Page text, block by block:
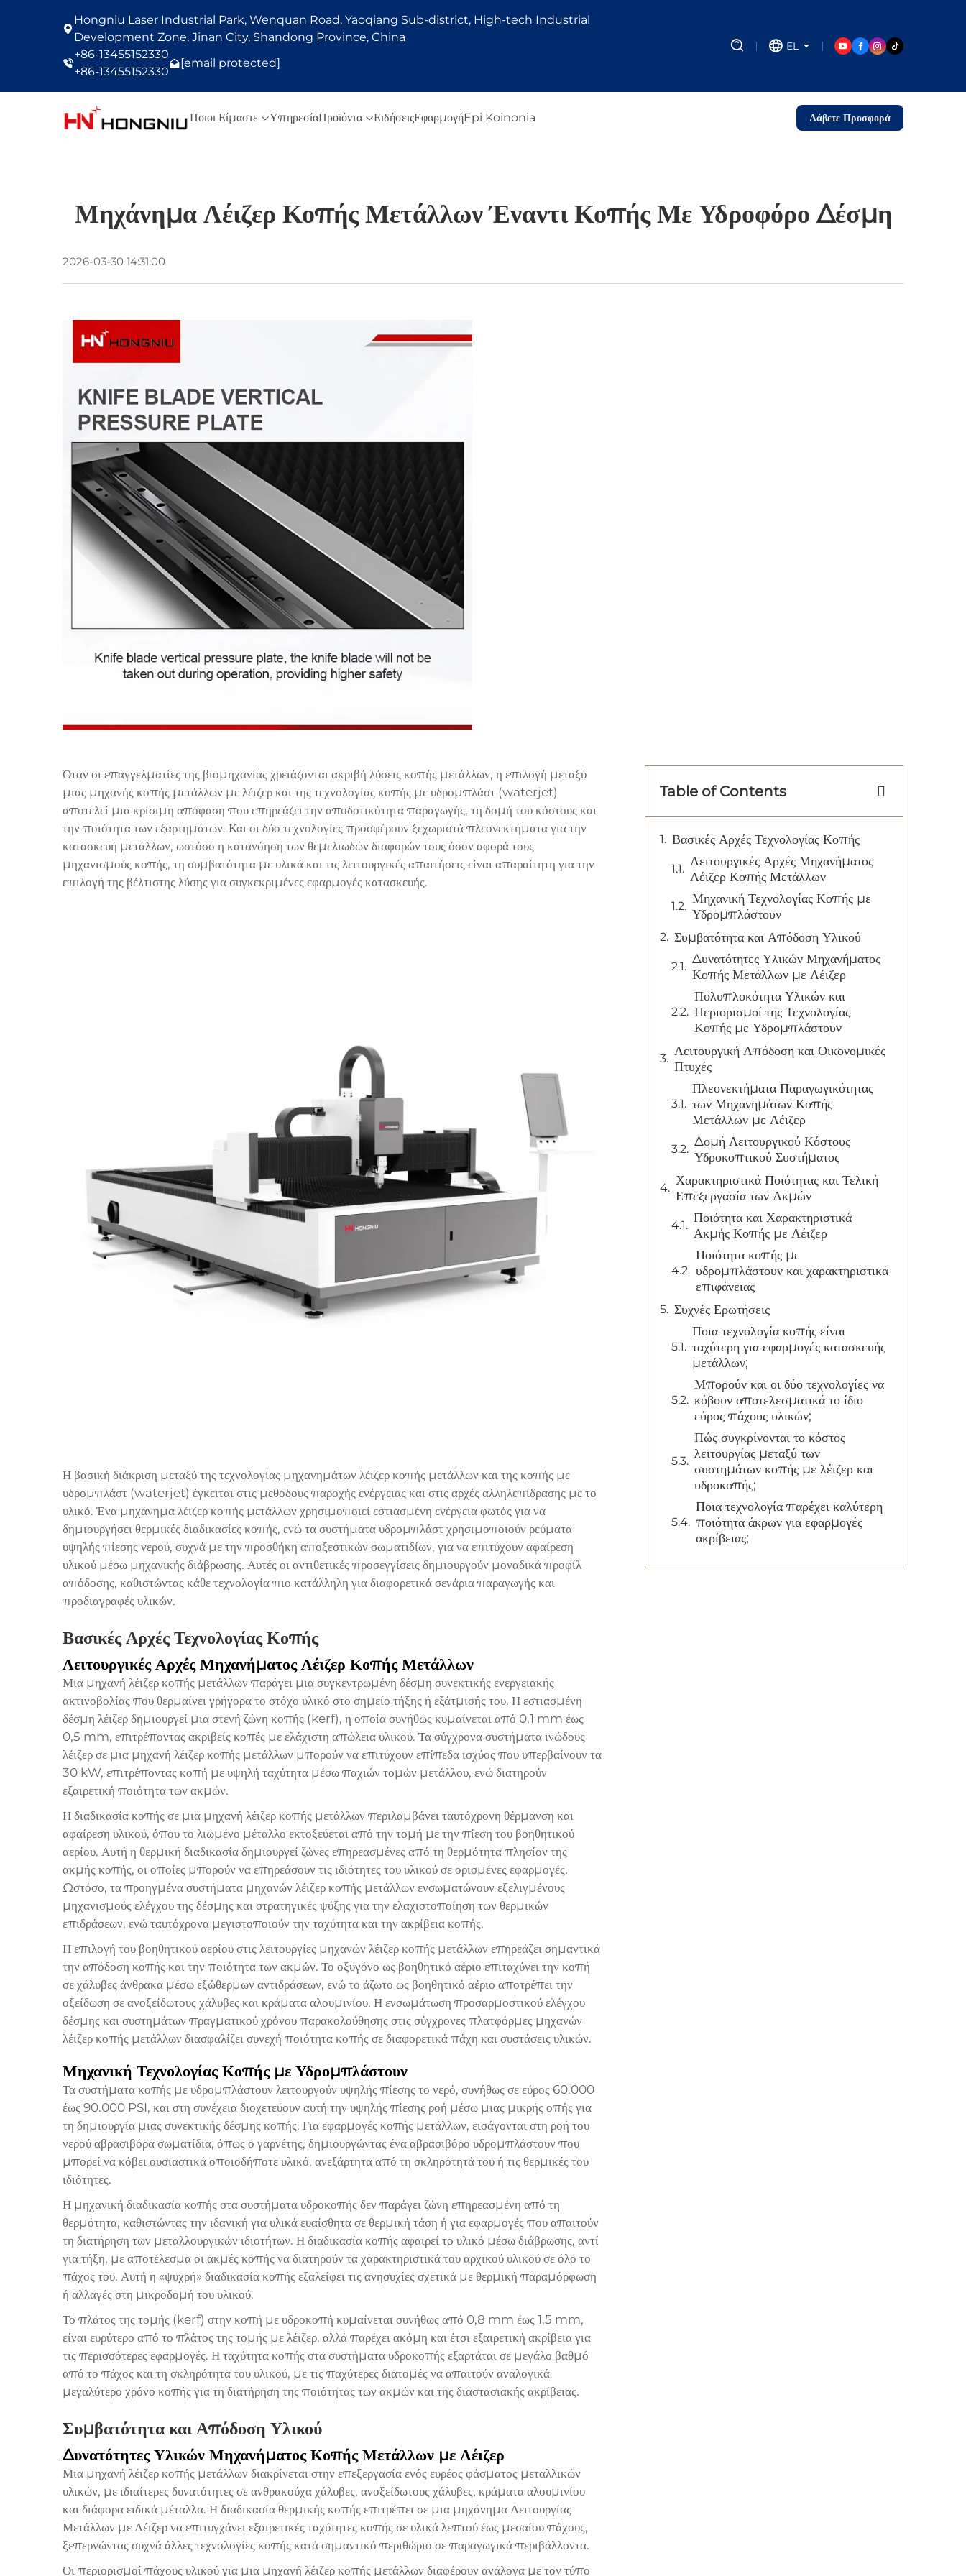
Hongniu Laser Industrial Park, Wenquan Road, Yaoqiang Sub-district, High-tech Industrial
Development Zone, Jinan City, Shandong Province, China
+86-13455152330
+86-13455152330
[email protected]
EL
Ποιοι Είμαστε ΥπηρεσίαΠροϊόντα ΕιδήσειςΕφαρμογήEpi Koinonia Λάβετε Προσφορά
Μηχάνημα Λέιζερ Κοπής Μετάλλων Έναντι Κοπής Με Υδροφόρο Δέσμη
2026-03-30 14:31:00
Όταν οι επαγγελματίες της βιομηχανίας χρειάζονται ακριβή λύσεις κοπής μετάλλων, η επιλογή μεταξύ
μιας μηχανής κοπής μετάλλων με λέιζερ και της τεχνολογίας κοπής με υδρομπλάστ (waterjet)
αποτελεί μια κρίσιμη απόφαση που επηρεάζει την αποδοτικότητα παραγωγής, τη δομή του κόστους και
την ποιότητα των εξαρτημάτων. Και οι δύο τεχνολογίες προσφέρουν ξεχωριστά πλεονεκτήματα για την
κατασκευή μετάλλων, ωστόσο η κατανόηση των θεμελιωδών διαφορών τους όσον αφορά τους
μηχανισμούς κοπής, τη συμβατότητα με υλικά και τις λειτουργικές απαιτήσεις είναι απαραίτητη για την
επιλογή της βέλτιστης λύσης για συγκεκριμένες εφαρμογές κατασκευής.
Η βασική διάκριση μεταξύ της τεχνολογίας μηχανημάτων λέιζερ κοπής μετάλλων και της κοπής με
υδρομπλάστ (waterjet) έγκειται στις μεθόδους παροχής ενέργειας και στις αρχές αλληλεπίδρασης με το
υλικό. Ένα μηχάνημα λέιζερ κοπής μετάλλων χρησιμοποιεί εστιασμένη ενέργεια φωτός για να
δημιουργήσει θερμικές διαδικασίες κοπής, ενώ τα συστήματα υδρομπλάστ χρησιμοποιούν ρεύματα
υψηλής πίεσης νερού, συχνά με την προσθήκη αποξεστικών σωματιδίων, για να επιτύχουν αφαίρεση
υλικού μέσω μηχανικής διάβρωσης. Αυτές οι αντιθετικές προσεγγίσεις δημιουργούν μοναδικά προφίλ
απόδοσης, καθιστώντας κάθε τεχνολογία πιο κατάλληλη για διαφορετικά σενάρια παραγωγής και
προδιαγραφές υλικών.
Βασικές Αρχές Τεχνολογίας Κοπής
Λειτουργικές Αρχές Μηχανήματος Λέιζερ Κοπής Μετάλλων
Μια μηχανή λέιζερ κοπής μετάλλων παράγει μια συγκεντρωμένη δέσμη συνεκτικής ενεργειακής
ακτινοβολίας που θερμαίνει γρήγορα το στόχο υλικό στο σημείο τήξης ή εξάτμισής του. Η εστιασμένη
δέσμη λέιζερ δημιουργεί μια στενή ζώνη κοπής (kerf), η οποία συνήθως κυμαίνεται από 0,1 mm έως
0,5 mm, επιτρέποντας ακριβείς κοπές με ελάχιστη απώλεια υλικού. Τα σύγχρονα συστήματα ινώδους
λέιζερ σε μια μηχανή λέιζερ κοπής μετάλλων μπορούν να επιτύχουν επίπεδα ισχύος που υπερβαίνουν τα
30 kW, επιτρέποντας κοπή με υψηλή ταχύτητα μέσω παχιών τομών μετάλλου, ενώ διατηρούν
εξαιρετική ποιότητα των ακμών.
Η διαδικασία κοπής σε μια μηχανή λέιζερ κοπής μετάλλων περιλαμβάνει ταυτόχρονη θέρμανση και
αφαίρεση υλικού, όπου το λιωμένο μέταλλο εκτοξεύεται από την τομή με την πίεση του βοηθητικού
αερίου. Αυτή η θερμική διαδικασία δημιουργεί ζώνες επηρεασμένες από τη θερμότητα πλησίον της
ακμής κοπής, οι οποίες μπορούν να επηρεάσουν τις ιδιότητες του υλικού σε ορισμένες εφαρμογές.
Ωστόσο, τα προηγμένα συστήματα μηχανών λέιζερ κοπής μετάλλων ενσωματώνουν εξελιγμένους
μηχανισμούς ελέγχου της δέσμης και στρατηγικές ψύξης για την ελαχιστοποίηση των θερμικών
επιδράσεων, ενώ ταυτόχρονα μεγιστοποιούν την ταχύτητα και την ακρίβεια κοπής.
Η επιλογή του βοηθητικού αερίου στις λειτουργίες μηχανών λέιζερ κοπής μετάλλων επηρεάζει σημαντικά
την απόδοση κοπής και την ποιότητα των ακμών. Το οξυγόνο ως βοηθητικό αέριο επιταχύνει την κοπή
σε χάλυβες άνθρακα μέσω εξώθερμων αντιδράσεων, ενώ το άζωτο ως βοηθητικό αέριο αποτρέπει την
οξείδωση σε ανοξείδωτους χάλυβες και κράματα αλουμινίου. Η ενσωμάτωση προσαρμοστικού ελέγχου
δέσμης και συστημάτων πραγματικού χρόνου παρακολούθησης στις σύγχρονες πλατφόρμες μηχανών
λέιζερ κοπής μετάλλων διασφαλίζει συνεχή ποιότητα κοπής σε διαφορετικά πάχη και συστάσεις υλικών.
Μηχανική Τεχνολογίας Κοπής με Υδρομπλάστουν
Τα συστήματα κοπής με υδρομπλάστουν λειτουργούν υψηλής πίεσης το νερό, συνήθως σε εύρος 60.000
έως 90.000 PSI, και στη συνέχεια διοχετεύουν αυτή την υψηλής πίεσης ροή μέσω μιας μικρής οπής για
τη δημιουργία μιας συνεκτικής δέσμης κοπής. Για εφαρμογές κοπής μετάλλων, εισάγονται στη ροή του
νερού αβρασιβόρα σωματίδια, όπως ο γαρνέτης, δημιουργώντας ένα αβρασιβόρο υδρομπλάστουν που
μπορεί να κόβει ουσιαστικά οποιοδήποτε υλικό, ανεξάρτητα από τη σκληρότητά του ή τις θερμικές του
ιδιότητες.
Η μηχανική διαδικασία κοπής στα συστήματα υδροκοπής δεν παράγει ζώνη επηρεασμένη από τη
θερμότητα, καθιστώντας την ιδανική για υλικά ευαίσθητα σε θερμική τάση ή για εφαρμογές που απαιτούν
τη διατήρηση των μεταλλουργικών ιδιοτήτων. Η διαδικασία κοπής αφαιρεί το υλικό μέσω διάβρωσης, αντί
για τήξη, με αποτέλεσμα οι ακμές κοπής να διατηρούν τα χαρακτηριστικά του αρχικού υλικού σε όλο το
πάχος του. Αυτή η «ψυχρή» διαδικασία κοπής εξαλείφει τις ανησυχίες σχετικά με θερμική παραμόρφωση
ή αλλαγές στη μικροδομή του υλικού.
Το πλάτος της τομής (kerf) στην κοπή με υδροκοπή κυμαίνεται συνήθως από 0,8 mm έως 1,5 mm,
είναι ευρύτερο από το πλάτος της τομής με λέιζερ, αλλά παρέχει ακόμη και έτσι εξαιρετική ακρίβεια για
τις περισσότερες εφαρμογές. Η ταχύτητα κοπής στα συστήματα υδροκοπής εξαρτάται σε μεγάλο βαθμό
από το πάχος και τη σκληρότητα του υλικού, με τις παχύτερες διατομές να απαιτούν αναλογικά
μεγαλύτερο χρόνο κοπής για τη διατήρηση της ποιότητας των ακμών και της διαστασιακής ακρίβειας.
Συμβατότητα και Απόδοση Υλικού
Δυνατότητες Υλικών Μηχανήματος Κοπής Μετάλλων με Λέιζερ
Μια μηχανή λέιζερ κοπής μετάλλων διακρίνεται στην επεξεργασία ενός ευρέος φάσματος μεταλλικών
υλικών, με ιδιαίτερες δυνατότητες σε ανθρακούχα χάλυβες, ανοξείδωτους χάλυβες, κράματα αλουμινίου
και διάφορα ειδικά μέταλλα. Η διαδικασία θερμικής κοπής επιτρέπει σε μια μηχάνημα Λειτουργίας
Μετάλλων με Λέιζερ να επιτυγχάνει εξαιρετικές ταχύτητες κοπής σε υλικά λεπτού έως μεσαίου πάχους,
ξεπερνώντας συχνά άλλες τεχνολογίες κοπής κατά σημαντικό περιθώριο σε παραγωγικά περιβάλλοντα.
Οι περιορισμοί πάχους υλικού για μια μηχανή λέιζερ κοπής μετάλλων διαφέρουν ανάλογα με τον τύπο
Table of Contents
Βασικές Αρχές Τεχνολογίας Κοπής
Λειτουργικές Αρχές Μηχανήματος
Λέιζερ Κοπής Μετάλλων
Μηχανική Τεχνολογίας Κοπής με
Υδρομπλάστουν
Συμβατότητα και Απόδοση Υλικού
Δυνατότητες Υλικών Μηχανήματος
Κοπής Μετάλλων με Λέιζερ
Πολυπλοκότητα Υλικών και
Περιορισμοί της Τεχνολογίας
Κοπής με Υδρομπλάστουν
Λειτουργική Απόδοση και Οικονομικές
Πτυχές
Πλεονεκτήματα Παραγωγικότητας
των Μηχανημάτων Κοπής
Μετάλλων με Λέιζερ
Δομή Λειτουργικού Κόστους
Υδροκοπτικού Συστήματος
Χαρακτηριστικά Ποιότητας και Τελική
Επεξεργασία των Ακμών
Ποιότητα και Χαρακτηριστικά
Ακμής Κοπής με Λέιζερ
Ποιότητα κοπής με
υδρομπλάστουν και χαρακτηριστικά
επιφάνειας
Συχνές Ερωτήσεις
Ποια τεχνολογία κοπής είναι
ταχύτερη για εφαρμογές κατασκευής
μετάλλων;
Μπορούν και οι δύο τεχνολογίες να
κόβουν αποτελεσματικά το ίδιο
εύρος πάχους υλικών;
Πώς συγκρίνονται το κόστος
λειτουργίας μεταξύ των
συστημάτων κοπής με λέιζερ και
υδροκοπής;
Ποια τεχνολογία παρέχει καλύτερη
ποιότητα άκρων για εφαρμογές
ακρίβειας;